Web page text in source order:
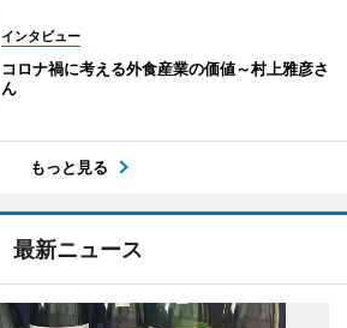
インタビュー
コロナ禍に考える外食産業の価値～村上雅彦さ
ん
もっと見る
最新ニュース